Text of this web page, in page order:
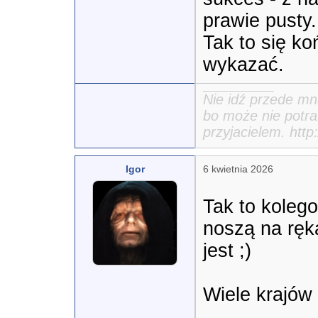
prawie
Tak to się
wykazać.
Nie idź przede
bo może nie
przyjacielem.
Igor 6 kwietnia 2026
Tak to
noszą na
jest ;)
Wiele krajów